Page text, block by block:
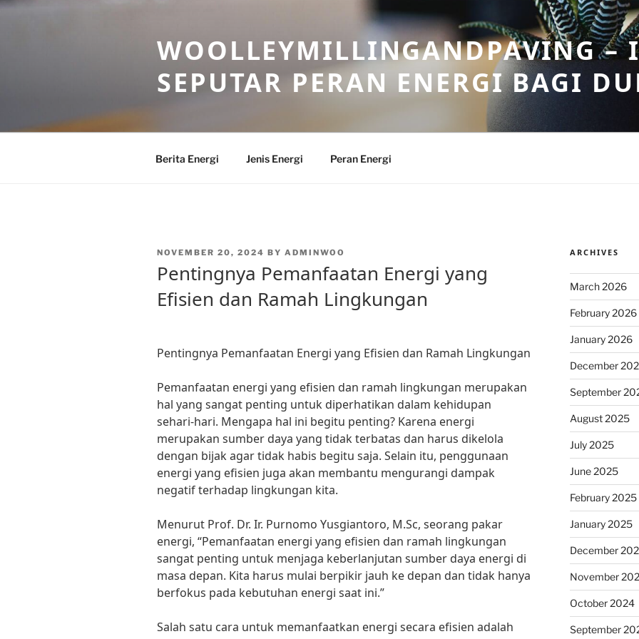
Skip
WOOLLEYMILLINGANDPAVING –
SEPUTAR PERAN ENERGI BAGI
Berita Energi Jenis Energi Peran Energi
POSTED
NOVEMBER 20, 2024 BY ADMINWOO
Pentingnya Pemanfaatan Energi yang
Efisien dan Ramah Lingkungan
Pentingnya Pemanfaatan Energi yang Efisien dan Ramah Lingkungan
Pemanfaatan energi yang efisien dan ramah lingkungan merupakan
hal yang sangat penting untuk diperhatikan dalam kehidupan
sehari-hari. Mengapa hal ini begitu penting? Karena energi
merupakan sumber daya yang tidak terbatas dan harus dikelola
dengan bijak agar tidak habis begitu saja. Selain itu, penggunaan
energi yang efisien juga akan membantu mengurangi dampak
negatif terhadap lingkungan kita.
Menurut Prof. Dr. Ir. Purnomo Yusgiantoro, M.Sc, seorang pakar
energi, “Pemanfaatan energi yang efisien dan ramah lingkungan
sangat penting untuk menjaga keberlanjutan sumber daya energi di
masa depan. Kita harus mulai berpikir jauh ke depan dan tidak hanya
berfokus pada kebutuhan energi saat ini.”
Salah satu cara untuk memanfaatkan energi secara efisien adalah
ARCHIVES
March 2026
February 2026
January 2026
December
September
August 2025
July 2025
June 2025
February 2025
January 2025
December
November
October 2024
September